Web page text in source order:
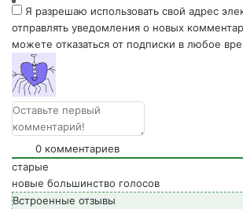
Я разрешаю использовать свой адрес
отправлять уведомления о новых
можете отказаться от подписки в любое
0 комментариев
старые
новые большинство голосов
Встроенные отзывы